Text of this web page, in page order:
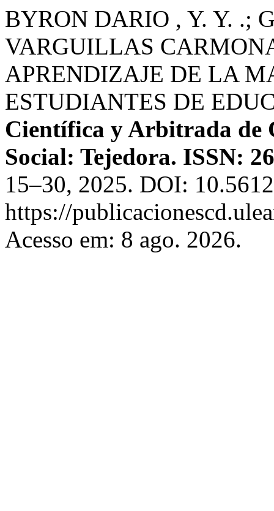
BYRON DARIO , Y. Y. .;
VARGUILLAS
APRENDIZAJE DE LA
ESTUDIANTES DE
Científica y Arbitrada de
Social: Tejedora. ISSN:
15–30, 2025. DOI:
https://
Acesso em: 8 ago. 2026.